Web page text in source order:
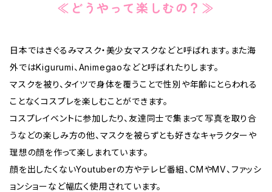
≪どうやって楽しむの？≫
日本ではきぐるみマスク・美少女マスクなどと呼ばれます。また海
外ではKigurumi、Animegaoなどと呼ばれたりします。
マスクを被り、タイツで身体を覆うことで性別や年齢にとらわれる
ことなくコスプレを楽しむことができます。
コスプレイベントに参加したり、友達同士で集まって写真を取り合
うなどの楽しみ方の他、マスクを被らずとも好きなキャラクターや
理想の顔を作って楽しまれています。
顔を出したくないYoutuberの方やテレビ番組、CMやMV、ファッシ
ョンショーなど幅広く使用されています。